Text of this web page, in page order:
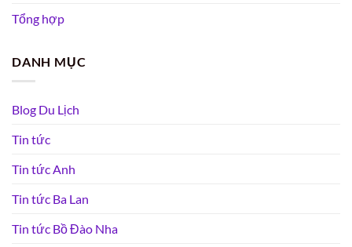
Tổng hợp
DANH MỤC
Blog Du Lịch
Tin tức
Tin tức Anh
Tin tức Ba Lan
Tin tức Bồ Đào Nha